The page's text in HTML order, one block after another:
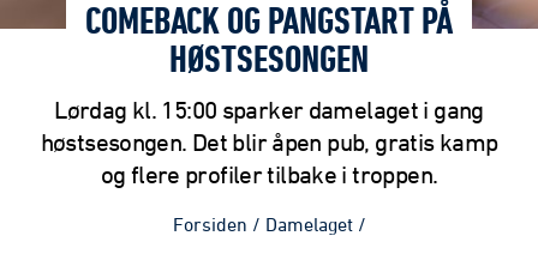
COMEBACK OG PANGSTART PÅ
HØSTSESONGEN
Lørdag kl. 15:00 sparker damelaget i gang
høstsesongen. Det blir åpen pub, gratis kamp
og flere profiler tilbake i troppen.
Forsiden / Damelaget /